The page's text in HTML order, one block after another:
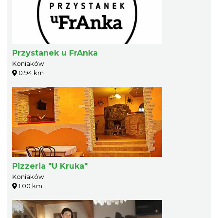
Przystanek u FrAnka
Koniaków
0.94 km
Pizzeria "U Kruka"
Koniaków
1.00 km